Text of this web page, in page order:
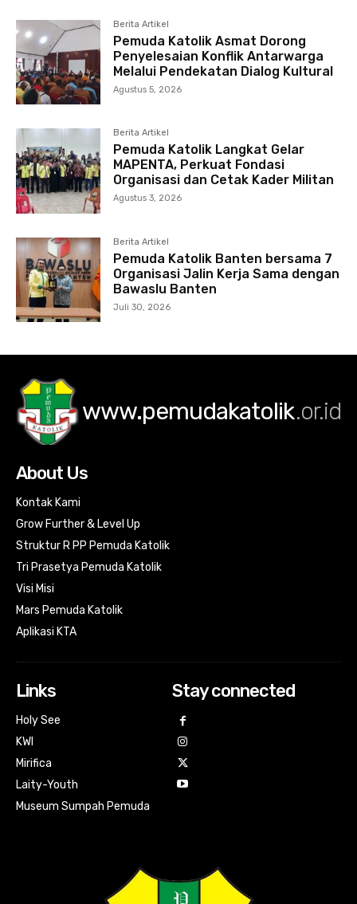
Berita Artikel
Pemuda Katolik Asmat Dorong
Penyelesaian Konflik Antarwarga
Melalui Pendekatan Dialog Kultural
Agustus 5, 2026
Berita Artikel
Pemuda Katolik Langkat Gelar
MAPENTA, Perkuat Fondasi
Organisasi dan Cetak Kader Militan
Agustus 3, 2026
Berita Artikel
Pemuda Katolik Banten bersama 7
Organisasi Jalin Kerja Sama dengan
Bawaslu Banten
Juli 30, 2026
www.pemudakatolik.or.id
About Us
Kontak Kami
Grow Further & Level Up
Struktur R PP Pemuda Katolik
Tri Prasetya Pemuda Katolik
Visi Misi
Mars Pemuda Katolik
Aplikasi KTA
Links
Holy See
KWI
Mirifica
Laity-Youth
Museum Sumpah Pemuda
Stay connected